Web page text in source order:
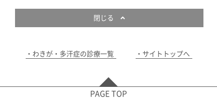
閉じる
わきが・多汗症の診療一覧 サイトトップへ
PAGE TOP